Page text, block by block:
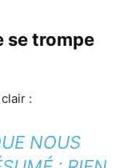
se trompe
:
NOUS